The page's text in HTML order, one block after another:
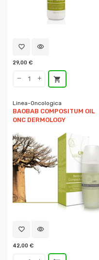
favorite_border visibility
29,00 €
shopping_cart
Linea-Oncologica
BAOBAB COMPOSITUM OIL
ONC DERMOLOGY
Nuevo
favorite_border visibility
42,00 €